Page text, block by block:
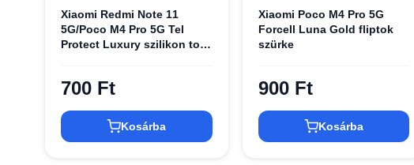
Xiaomi Redmi Note 11
5G/Poco M4 Pro 5G Tel
Protect Luxury szilikon tok
700 Ft
Kosárba
Xiaomi Poco M4 Pro 5G
Forcell Luna Gold fliptok
szürke
900 Ft
Kosárba